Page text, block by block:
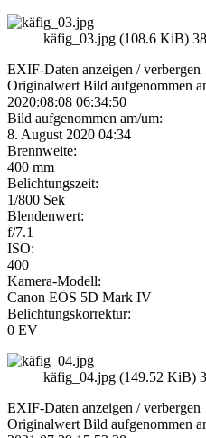
käfig_03.jpg (108.6 KiB)
EXIF-Daten anzeigen / verbergen
Originalwert Bild aufgenommen
2020:08:08 06:34:50
Bild aufgenommen am/um:
8. August 2020 04:34
Brennweite:
400 mm
Belichtungszeit:
1/800 Sek
Blendenwert:
f/7.1
ISO:
400
Kamera-Modell:
Canon EOS 5D Mark IV
Belichtungskorrektur:
0 EV
käfig_04.jpg (149.52 KiB)
EXIF-Daten anzeigen / verbergen
Originalwert Bild aufgenommen